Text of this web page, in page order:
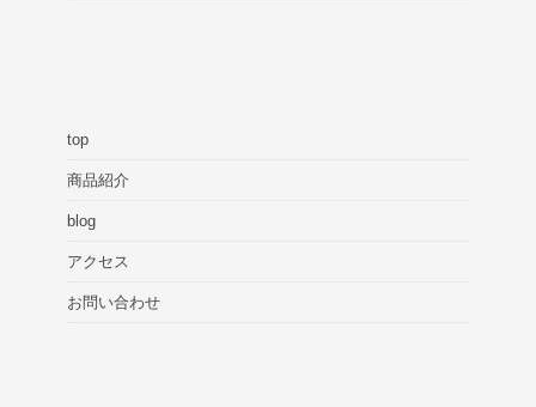
top
商品紹介
blog
アクセス
お問い合わせ